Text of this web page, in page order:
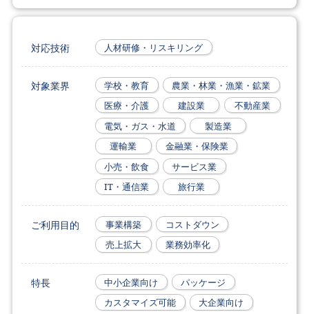
対応技術 人材研修・リスキリング
対象業界 学校・教育
農業・林業・漁業・鉱業
医療・介護
建設業
不動産業
電気・ガス・水道
製造業
運輸業
金融業・保険業
小売・飲食
サービス業
IT・通信業
旅行業
ご利用目的 事業構築
コストダウン
売上拡大
業務効率化
特長 中小企業向け
パッケージ
カスタマイズ可能
大企業向け